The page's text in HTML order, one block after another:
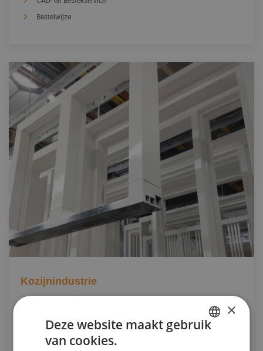
Bestelwijze
Kozijnindustrie
CAD- en Bestekservice
×
Deze website maakt gebruik
van cookies.